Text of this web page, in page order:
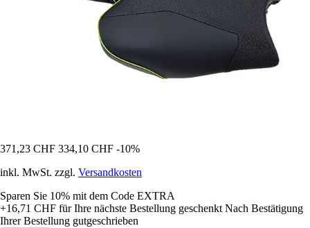
371,23 CHF 334,10 CHF -10%
inkl. MwSt. zzgl. Versandkosten
Sparen Sie 10% mit dem Code EXTRA
+16,71 CHF für Ihre nächste Bestellung geschenkt Nach Bestätigung
Ihrer Bestellung gutgeschrieben